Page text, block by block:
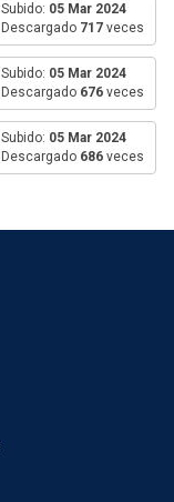
Subido: 05 Mar 2024
Descargado 717 veces
Subido: 05 Mar 2024
Descargado 676 veces
Subido: 05 Mar 2024
Descargado 686 veces